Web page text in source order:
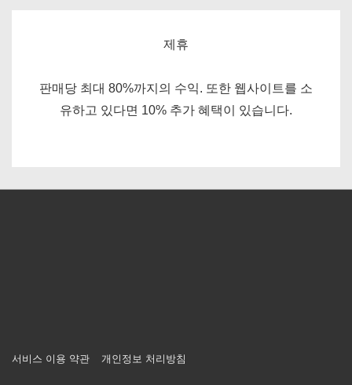
제휴
판매당 최대 80%까지의 수익. 또한 웹사이트를 소
유하고 있다면 10% 추가 혜택이 있습니다.
푸
서비스 이용 약관 개인정보 처리방침